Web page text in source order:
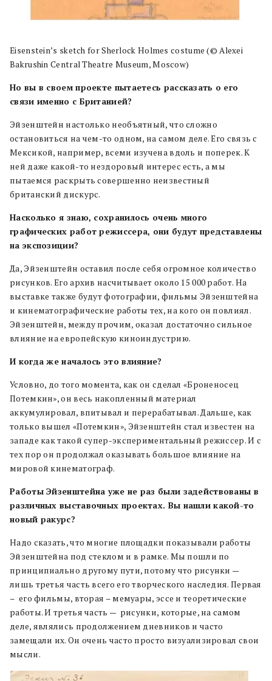
Eisenstein’s sketch for Sherlock Holmes costume (© Alexei
Bakrushin Central Theatre Museum, Моscow)​​
Но вы в своем проекте пытаетесь рассказать о его
связи именно с Британией?
Эйзенштейн настолько необъятный, что сложно
остановиться на чем-то одном, на самом деле. Его связь с
Мексикой, например, всеми изучена вдоль и поперек. К
ней даже какой-то нездоровый интерес есть, а мы
пытаемся раскрыть совершенно неизвестный
британский дискурс.
Насколько я знаю, сохранилось очень много
графических работ режиссера, они будут представлены
на экспозиции?
Да, Эйзенштейн оставил после себя огромное количество
рисунков. Его архив насчитывает около 15 000 работ. На
выставке также будут фотографии, фильмы Эйзенштейна
и кинематографические работы тех, на кого он повлиял.
Эйзенштейн, между прочим, оказал достаточно сильное
влияние на европейскую киноиндустрию.
И когда же началось это влияние?
Условно, до того момента, как он сделал «Броненосец
Потемкин», он весь накопленный материал
аккумулировал, впитывал и перерабатывал. Дальше, как
только вышел «Потемкин», Эйзенштейн стал известен на
западе как такой супер-экспериментальный режиссер. И с
тех пор он продолжал оказывать большое влияние на
мировой кинематограф.
Работы Эйзенштейна уже не раз были задействованы в
различных выставочных проектах. Вы нашли какой-то
новый ракурс?
Надо сказать, что многие площадки показывали работы
Эйзенштейна под стеклом и в рамке. Мы пошли по
принципиально другому пути, потому что рисунки —
лишь третья часть всего его творческого наследия. Первая
– его фильмы, вторая – мемуары, эссе и теоретические
работы. И третья часть — рисунки, которые, на самом
деле, являлись продолжением дневников и часто
замещали их. Он очень часто просто визуализировал свои
мысли.